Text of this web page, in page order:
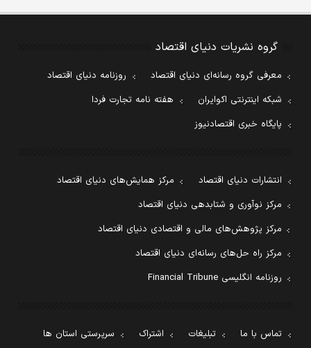
گروه نشریات دنیای اقتصاد
معرفی گروه رسانه‌ای دنیای اقتصاد
روزنامه دنیای اقتصاد
شبکه اینترنتی اکوایران
هفته نامه تجارت فردا
پایگاه خبری اقتصادنیوز
انتشارات دنیای اقتصاد
مرکز همایش‌های دنیای اقتصاد
مرکز نوآوری و شتابدهی دنیای اقتصاد
مرکز پژوهش‌های مالی و اقتصادی دنیای اقتصاد
مرکز راه حل‌های رسانه‌ای دنیای اقتصاد
روزنامه انگلیسی Financial Tribune
تماس با ما تبلیغات اشتراک سرپرستی استان ها